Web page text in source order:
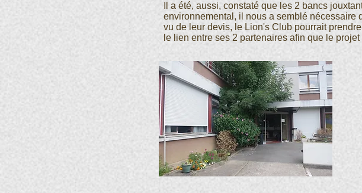
Il a été, aussi, constaté que les 2 bancs
environnemental, il nous a semblé nécessaire
vu de leur devis, le Lion's Club pourrait
le lien entre ses 2 partenaires afin que le